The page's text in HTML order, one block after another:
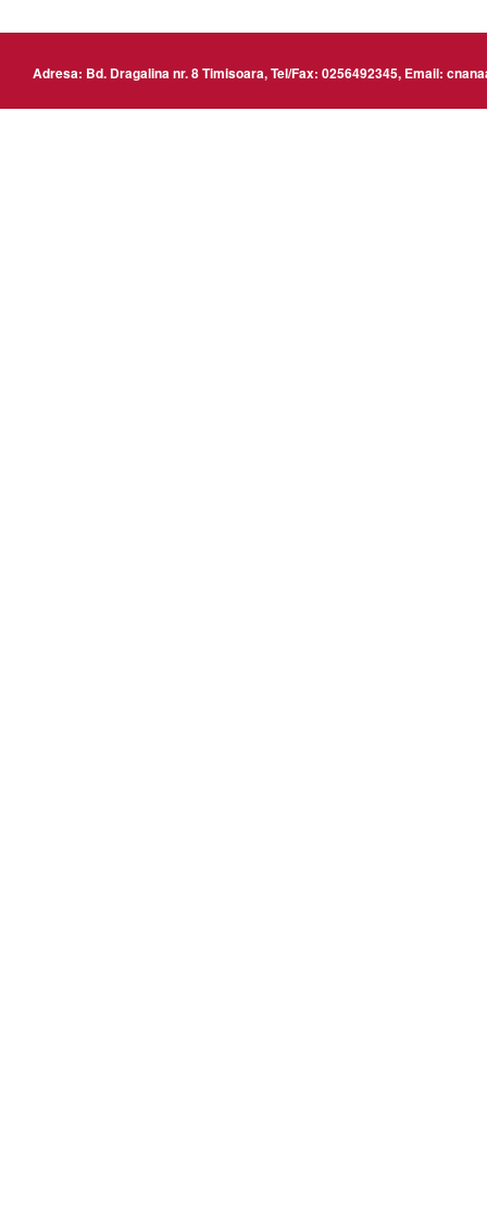
Adresa: Bd. Dragalina nr. 8 Timisoara, Tel/Fax: 0256492345, Email: